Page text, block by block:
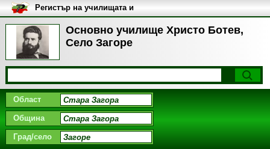
Основно училище Христо Ботев,
Село Загоре
Регистър на училищата и
университетите в България
Област
Община
Град/село